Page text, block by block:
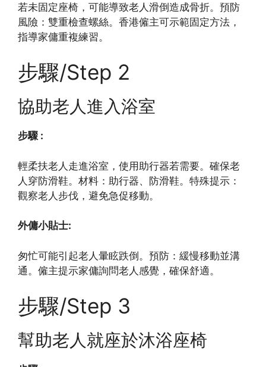
若未固定座椅，可能導致老人滑倒造成骨折。預防
風險：雙重檢查螺絲。香港僱主可示範固定方法，
指導家傭重複練習。
步驟/Step 2
協助老人進入浴室
步驟 :
輕柔扶老人走進浴室，使用助行器若需要。確保老
人穿防滑鞋。材料：助行器、防滑鞋。特殊提示：
觀察老人步伐，避免急促移動。
外傭小貼士:
匆忙可能引起老人暈眩跌倒。預防：緩慢移動並溝
通。僱主提示家傭詢問老人感覺，確保舒適。
步驟/Step 3
幫助老人就座於沐浴座椅